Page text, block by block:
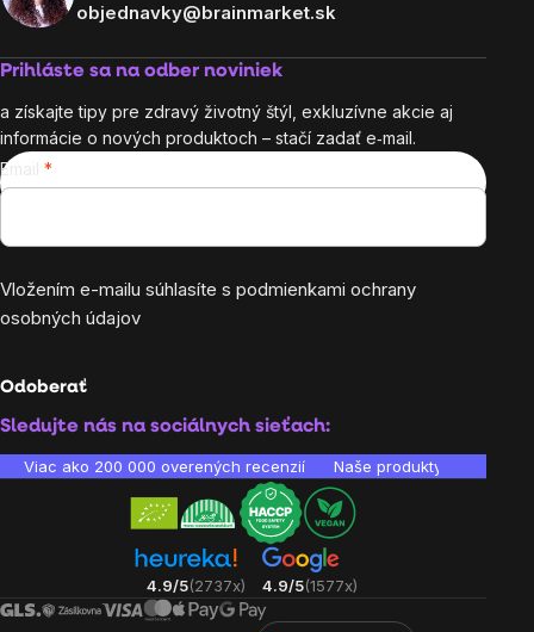
objednavky@brainmarket.sk
Prihláste sa na odber noviniek
a získajte tipy pre zdravý životný štýl, exkluzívne akcie aj
informácie o nových produktoch – stačí zadať e‑mail.
Email
Vložením e-mailu súhlasíte s podmienkami ochrany
osobných údajov
Odoberať
Sledujte nás na sociálnych sieťach:
Viac ako 200 000 overených recenzií Naše produkty sú
4.9/5(2737x) 4.9/5(1577x)